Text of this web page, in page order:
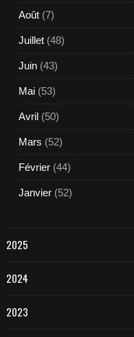
Août (7)
Juillet (48)
Juin (43)
Mai (53)
Avril (50)
Mars (52)
Février (44)
Janvier (52)
2025
2024
2023